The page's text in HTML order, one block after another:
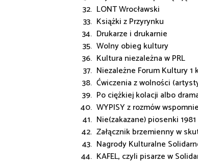
LONT Wrocławski
Książki z Przyrynku
Drukarze i drukarnie
Wolny obieg kultury
Kultura niezależna w PRL
Niezależne Forum Kultury 1
Ćwiczenia z wolności
Po ciężkiej kolacji albo
WYPISY z rozmów
Nie(zakazane) piosenki 1981
Załącznik brzemienny w
Nagrody Kulturalne
KAFEL, czyli pisarze w